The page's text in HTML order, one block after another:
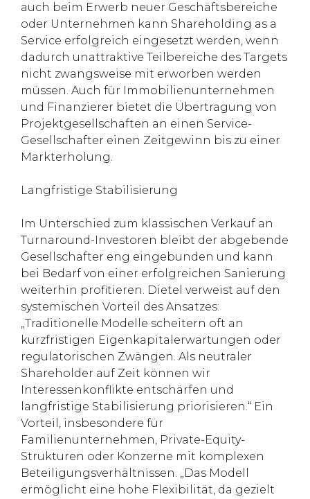
auch beim Erwerb neuer Geschäftsbereiche
oder Unternehmen kann Shareholding as a
Service erfolgreich eingesetzt werden, wenn
dadurch unattraktive Teilbereiche des Targets
nicht zwangsweise mit erworben werden
müssen. Auch für Immobilienunternehmen
und Finanzierer bietet die Übertragung von
Projektgesellschaften an einen Service-
Gesellschafter einen Zeitgewinn bis zu einer
Markterholung.
Langfristige Stabilisierung
Im Unterschied zum klassischen Verkauf an
Turnaround-Investoren bleibt der abgebende
Gesellschafter eng eingebunden und kann
bei Bedarf von einer erfolgreichen Sanierung
weiterhin profitieren. Dietel verweist auf den
systemischen Vorteil des Ansatzes:
„Traditionelle Modelle scheitern oft an
kurzfristigen Eigenkapitalerwartungen oder
regulatorischen Zwängen. Als neutraler
Shareholder auf Zeit können wir
Interessenkonflikte entschärfen und
langfristige Stabilisierung priorisieren.“ Ein
Vorteil, insbesondere für
Familienunternehmen, Private-Equity-
Strukturen oder Konzerne mit komplexen
Beteiligungsverhältnissen. „Das Modell
ermöglicht eine hohe Flexibilität, da gezielt